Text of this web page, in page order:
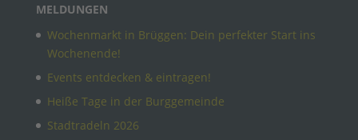
MELDUNGEN
Wochenmarkt in Brüggen: Dein perfekter Start ins
Wochenende!
Events entdecken & eintragen!
Heiße Tage in der Burggemeinde
Stadtradeln 2026